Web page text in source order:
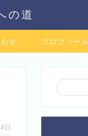
の道
せ プロフィール
日